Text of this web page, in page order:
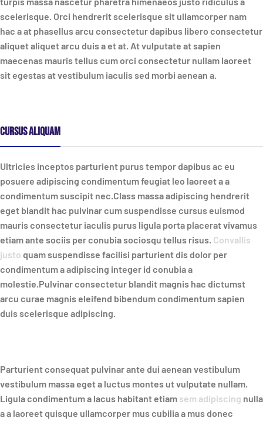
scelerisque. Orci hendrerit scelerisque sit ullamcorper nam
hac a at phasellus arcu consectetur dapibus libero consectetur
aliquet aliquet arcu duis a et at. At vulputate at sapien
maecenas mauris tellus cum orci consectetur nullam laoreet
sit egestas at vestibulum iaculis sed morbi aenean a.
Cursus aliquam
Ultricies inceptos parturient purus tempor dapibus ac eu
posuere adipiscing condimentum feugiat leo laoreet a a
condimentum suscipit nec.Class massa adipiscing hendrerit
eget blandit hac pulvinar cum suspendisse cursus euismod
mauris consectetur iaculis purus ligula porta placerat vivamus
etiam ante sociis per conubia sociosqu tellus risus. Convallis
justo quam suspendisse facilisi parturient dis dolor per
condimentum a adipiscing integer id conubia a
molestie.Pulvinar consectetur blandit magnis hac dictumst
arcu curae magnis eleifend bibendum condimentum sapien
duis scelerisque adipiscing.
Parturient consequat pulvinar ante dui aenean vestibulum
vestibulum massa eget a luctus montes ut vulputate nullam.
Ligula condimentum a lacus habitant etiam sem adipiscing nulla
a a laoreet quisque ullamcorper mus cubilia a mus donec